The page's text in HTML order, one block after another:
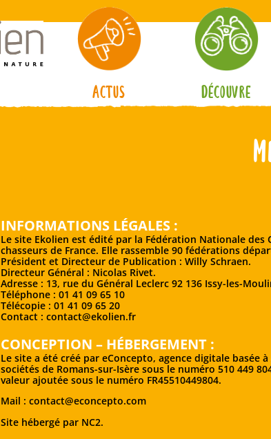
Actus Découvre
INFORMATIONS LÉGALES :
Le site Ekolien est édité par la Fédération Nationale
chasseurs de France. Elle rassemble 90 fédérations
Président et Directeur de Publication : Willy Schraen.
Directeur Général : Nicolas Rivet.
Adresse : 13, rue du Général Leclerc 92 136 Issy-les-
Téléphone : 01 41 09 65 10
Télécopie : 01 41 09 65 20
Contact : contact@ekolien.fr
CONCEPTION – HÉBERGEMENT :
Le site a été créé par eConcepto, agence digitale basée
sociétés de Romans-sur-Isère sous le numéro 510 449
valeur ajoutée sous le numéro FR45510449804.
Mail : contact@econcepto.com
Site hébergé par NC2.